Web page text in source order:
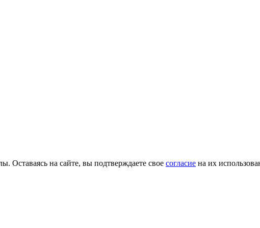
Оставаясь на сайте, вы подтверждаете свое согласие на их